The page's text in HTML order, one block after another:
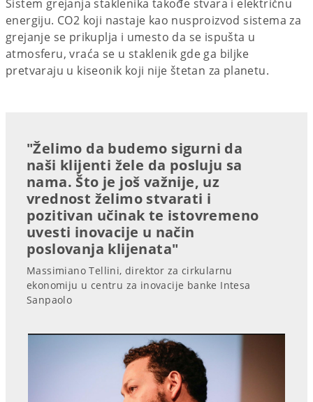
Sistem grejanja staklenika takođe stvara i električnu
energiju. CO2 koji nastaje kao nusproizvod sistema za
grejanje se prikuplja i umesto da se ispušta u
atmosferu, vraća se u staklenik gde ga biljke
pretvaraju u kiseonik koji nije štetan za planetu.
"Želimo da budemo sigurni da
naši klijenti žele da posluju sa
nama. Što je još važnije, uz
vrednost želimo stvarati i
pozitivan učinak te istovremeno
uvesti inovacije u način
poslovanja klijenata"
Massimiano Tellini, direktor za cirkularnu
ekonomiju u centru za inovacije banke Intesa
Sanpaolo